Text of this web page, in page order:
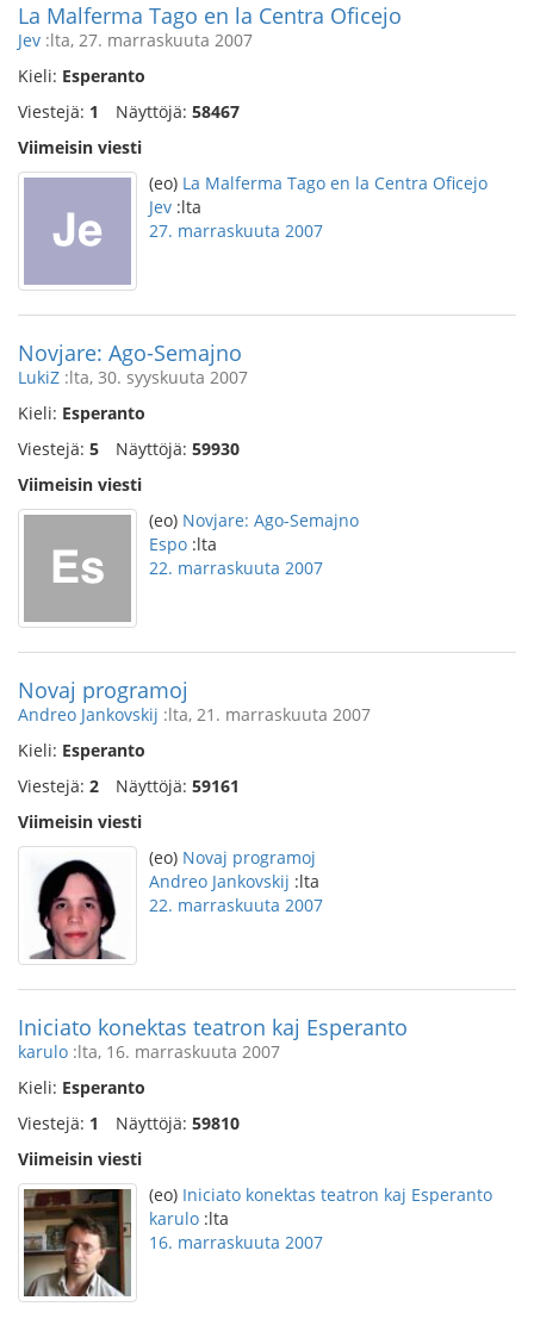
La Malferma Tago en la Centra Oficejo
Jev :lta, 27. marraskuuta 2007
Kieli: Esperanto
Viestejä: 1 Näyttöjä: 58467
Viimeisin viesti
(eo) La Malferma Tago en la Centra Oficejo
Jev :lta
27. marraskuuta 2007
Novjare: Ago-Semajno
LukiZ :lta, 30. syyskuuta 2007
Kieli: Esperanto
Viestejä: 5 Näyttöjä: 59930
Viimeisin viesti
(eo) Novjare: Ago-Semajno
Espo :lta
22. marraskuuta 2007
Novaj programoj
Andreo Jankovskij :lta, 21. marraskuuta 2007
Kieli: Esperanto
Viestejä: 2 Näyttöjä: 59161
Viimeisin viesti
(eo) Novaj programoj
Andreo Jankovskij :lta
22. marraskuuta 2007
Iniciato konektas teatron kaj Esperanto
karulo :lta, 16. marraskuuta 2007
Kieli: Esperanto
Viestejä: 1 Näyttöjä: 59810
Viimeisin viesti
(eo) Iniciato konektas teatron kaj Esperanto
karulo :lta
16. marraskuuta 2007